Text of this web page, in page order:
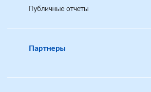
Публичные отчеты
Партнеры